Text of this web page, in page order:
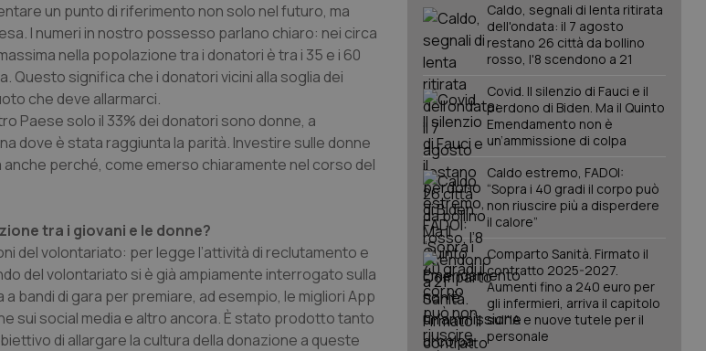
un punto di riferimento non solo nel futuro, ma
I numeri in nostro possesso parlano chiaro: nei circa
nella popolazione tra i donatori è tra i 35 e i 60
Questo significa che i donatori vicini alla soglia dei
che deve allarmarci.
Paese solo il 33% dei donatori sono donne, a
dove è stata raggiunta la parità. Investire sulle donne
perché, come emerso chiaramente nel corso del
tra i giovani e le donne?
del volontariato: per legge l’attività di reclutamento e
del volontariato si è già ampiamente interrogato sulla
bandi di gara per premiare, ad esempio, le migliori App
sui social media e altro ancora. È stato prodotto tanto
di allargare la cultura della donazione a queste
Caldo, segnali di lenta ritirata
dell'ondata: il 7 agosto
restano 26 città da bollino
rosso, l'8 scendono a 21
Covid. Il silenzio di Fauci e il
perdono di Biden. Ma il Quinto
Emendamento non è
un’ammissione di colpa
Caldo estremo, FADOI:
“Sopra i 40 gradi il corpo può
non riuscire più a disperdere
il calore”
Comparto Sanità. Firmato il
contratto 2025-2027.
Aumenti fino a 240 euro per
gli infermieri, arriva il capitolo
sull'IA e nuove tutele per il
personale